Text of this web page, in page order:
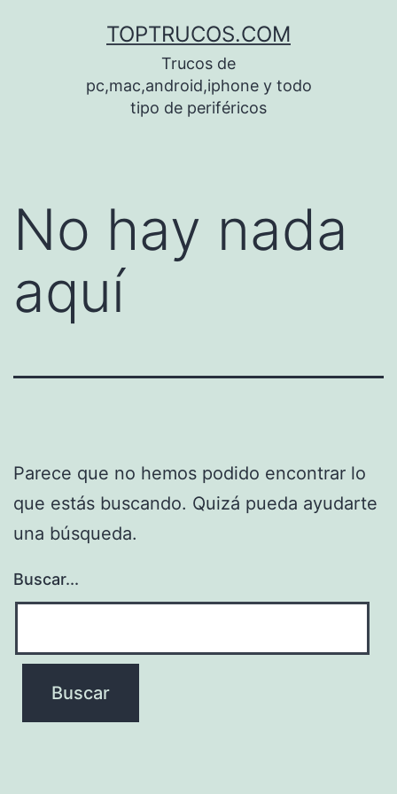
TOPTRUCOS.COM
Trucos de
pc,mac,android,iphone y todo
tipo de periféricos
No hay nada
aquí
Parece que no hemos podido encontrar lo
que estás buscando. Quizá pueda ayudarte
una búsqueda.
Buscar...